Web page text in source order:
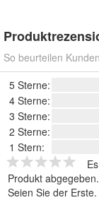
So beurteilen
5 Sterne:
4 Sterne:
3 Sterne:
2 Sterne:
1 Stern:
Produkt abgegeben.
Seien Sie der Erste.